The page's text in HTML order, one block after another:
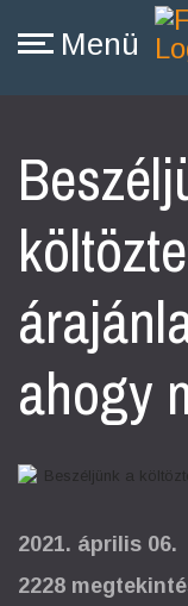
ahogy
2021. április 06.
2228